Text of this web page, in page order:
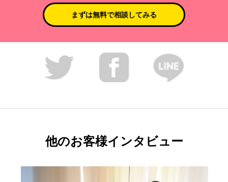
まずは無料で相談してみる
他のお客様インタビュー